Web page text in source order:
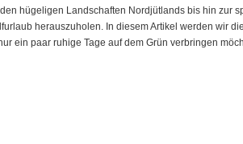
hügeligen Landschaften Nordjütlands bis hin zur
herauszuholen. In diesem Artikel werden wir
ein paar ruhige Tage auf dem Grün verbringen